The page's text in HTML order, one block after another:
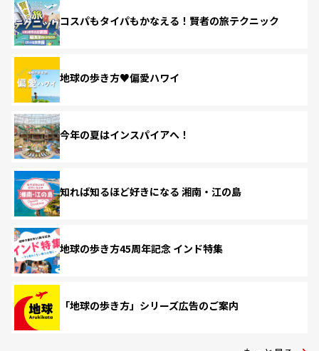
コスパもタイパもかなえる！賢者の旅テクニック
地球の歩き方♥偏愛ハワイ
今年の夏はインスパイアへ！
知れば知るほど好きになる 湘南・江の島
地球の歩き方45周年記念 インド特集
「地球の歩き方」シリーズ広告のご案内